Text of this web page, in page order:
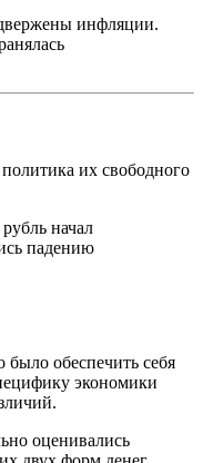
инфляции.
их свободного
начал
падению
обеспечить себя
экономики
оценивались